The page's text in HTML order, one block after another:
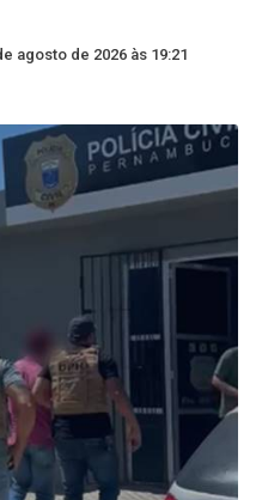
agosto de 2026 às 19:21